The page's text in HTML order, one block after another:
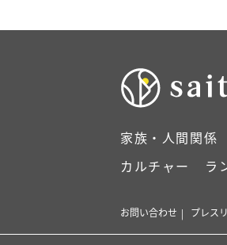
家族・人間関係
カルチャー
ラ
お問い合わせ プレス